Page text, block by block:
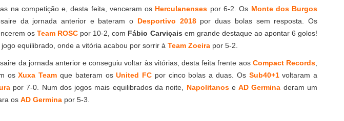
na competição e, desta feita, venceram os Herculanenses por 6-2. Os Monte dos Burgos
da jornada anterior e bateram o Desportivo 2018por duas bolas sem resposta. Os
osTeam ROSC por 10-2, com Fábio Carviçais em grande destaque ao apontar 6 golos!
equilibrado, onde a vitória acabou por sorrir à Team Zoeirapor 5-2.
da jornada anterior e conseguiu voltar às vitórias, desta feita frente aos Compact Records
osXuxa Team que bateram osUnited FC por cinco bolas a duas. Os Sub40+1voltaram a
por 7-0. Num dos jogos mais equilibrados da noite, Napolitanos eAD Germina deram um
os AD Germina por 5-3.